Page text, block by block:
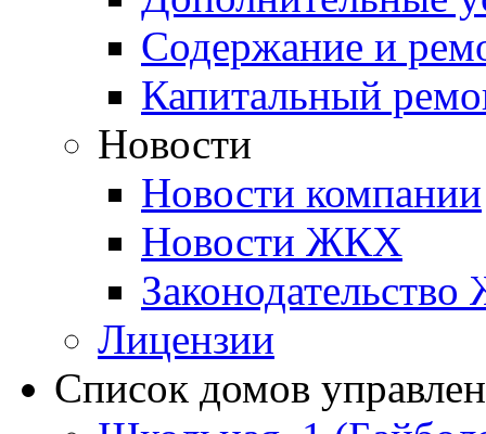
Содержание и
Капитальный
Новости
Новости компании
Новости ЖКХ
Лицензии
Список домов